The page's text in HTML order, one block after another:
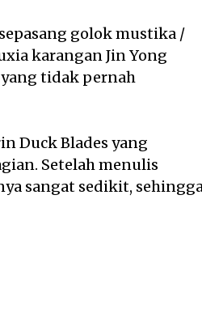
golok mustika /
karangan Jin Yong
tidak pernah
Duck Blades yang
Setelah menulis
sangat sedikit,